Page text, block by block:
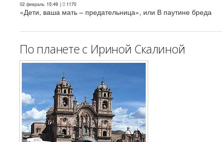
02 февраль 15:49 | 1170
«Дети, ваша мать – предательница», или В паутине бреда
По планете с Ириной Скалиной